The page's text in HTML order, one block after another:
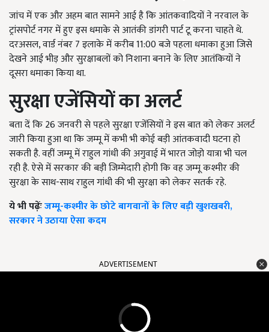
जांच में एक और अहम बात सामने आई है कि आंतकवादियों ने नरवाल के
ट्रांसपोर्ट नगर में हुए इस धमाके से आतंकी डांगरी पार्ट टू करना चाहते थे.
दरअसल, वार्ड नंबर 7 इलाके में करीब 11:00 बजे पहला धमाका हुआ जिसे
देखने आई भीड़ और सुरक्षाबलों को निशाना बनाने के लिए आतंकियों ने
दूसरा धमाका किया था.
सुरक्षा एजेंसियों का अलर्ट
बता दें कि 26 जनवरी से पहले सुरक्षा एजेंसियों ने इस बात को लेकर अलर्ट
जारी किया हुआ था कि जम्मू में कभी भी कोई बड़ी आंतकवादी घटना हो
सकती है. वहीं जम्मू में राहुल गांधी की अगुवाई में भारत जोड़ो यात्रा भी चल
रही है. ऐसे में सरकार की बड़ी जिम्मेदारी होगी कि वह जम्मू कश्मीर की
सुरक्षा के साथ-साथ राहुल गांधी की भी सुरक्षा को लेकर सतर्क रहे.
ये भी पढ़ेंःजम्मू-कश्मीर के छोटे बागवानों के लिए बड़ी खुशखबरी,
सरकार ने उठाया ऐसा कदम
ADVERTISEMENT